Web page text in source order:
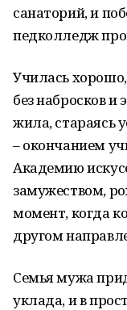
санаторий, и
педколледж
Училась
без набросков и
жила, стараясь
– окончанием
Академию
замужеством,
момент, когда
другом
Семья мужа
уклада, и в